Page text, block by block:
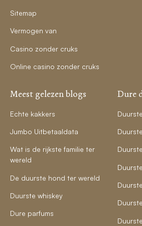
Sitemap
Vermogen van
Casino zonder cruks
Online casino zonder cruks
Meest gelezen blogs
Echte kakkers
Jumbo Uitbetaaldata
Wat is de rijkste familie ter
wereld
De duurste hond ter wereld
Duurste whiskey
Dure parfums
Dure